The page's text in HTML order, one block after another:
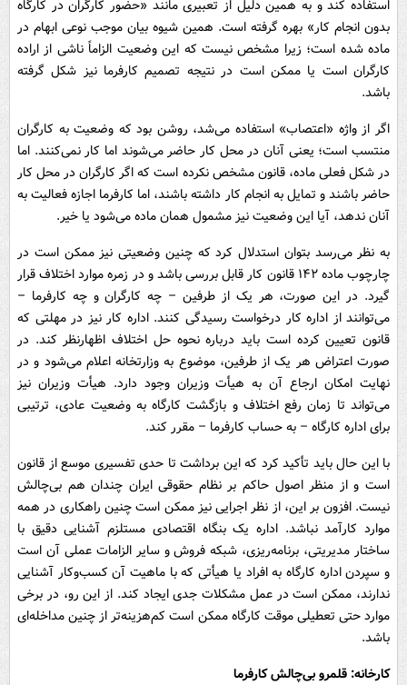
استفاده کند و به همین دلیل از تعبیری مانند «حضور کارگران در کارگاه
بدون انجام کار» بهره گرفته است. همین شیوه بیان موجب نوعی ابهام در
ماده شده است؛ زیرا مشخص نیست که این وضعیت الزاماً ناشی از اراده
کارگران است یا ممکن است در نتیجه تصمیم کارفرما نیز شکل گرفته
باشد.
اگر از واژه «اعتصاب» استفاده می‌شد، روشن بود که وضعیت به کارگران
منتسب است؛ یعنی آنان در محل کار حاضر می‌شوند اما کار نمی‌کنند. اما
در شکل فعلی ماده، قانون مشخص نکرده است که اگر کارگران در محل کار
حاضر باشند و تمایل به انجام کار داشته باشند، اما کارفرما اجازه فعالیت به
آنان ندهد، آیا این وضعیت نیز مشمول همان ماده می‌شود یا خیر.
به نظر می‌رسد بتوان استدلال کرد که چنین وضعیتی نیز ممکن است در
چارچوب ماده ۱۴۲ قانون کار قابل بررسی باشد و در زمره موارد اختلاف قرار
گیرد. در این صورت، هر یک از طرفین – چه کارگران و چه کارفرما –
می‌توانند از اداره کار درخواست رسیدگی کنند. اداره کار نیز در مهلتی که
قانون تعیین کرده است باید درباره نحوه حل اختلاف اظهارنظر کند. در
صورت اعتراض هر یک از طرفین، موضوع به وزارتخانه اعلام می‌شود و در
نهایت امکان ارجاع آن به هیأت وزیران وجود دارد. هیأت وزیران نیز
می‌تواند تا زمان رفع اختلاف و بازگشت کارگاه به وضعیت عادی، ترتیبی
برای اداره کارگاه – به حساب کارفرما – مقرر کند.
با این حال باید تأکید کرد که این برداشت تا حدی تفسیری موسع از قانون
است و از منظر اصول حاکم بر نظام حقوقی ایران چندان هم بی‌چالش
نیست. افزون بر این، از نظر اجرایی نیز ممکن است چنین راهکاری در همه
موارد کارآمد نباشد. اداره یک بنگاه اقتصادی مستلزم آشنایی دقیق با
ساختار مدیریتی، برنامه‌ریزی، شبکه فروش و سایر الزامات عملی آن است
و سپردن اداره کارگاه به افراد یا هیأتی که با ماهیت آن کسب‌وکار آشنایی
ندارند، ممکن است در عمل مشکلات جدی ایجاد کند. از این رو، در برخی
موارد حتی تعطیلی موقت کارگاه ممکن است کم‌هزینه‌تر از چنین مداخله‌ای
باشد.
کارخانه: قلمرو بی‌چالش کارفرما